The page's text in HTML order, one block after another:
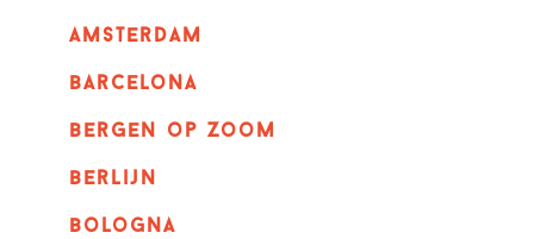
Amsterdam
barcelona
bergen op zoom
berlijn
bologna